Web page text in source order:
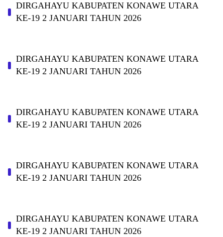
DIRGAHAYU KABUPATEN KONAWE UTARA
KE-19 2 JANUARI TAHUN 2026
DIRGAHAYU KABUPATEN KONAWE UTARA
KE-19 2 JANUARI TAHUN 2026
DIRGAHAYU KABUPATEN KONAWE UTARA
KE-19 2 JANUARI TAHUN 2026
DIRGAHAYU KABUPATEN KONAWE UTARA
KE-19 2 JANUARI TAHUN 2026
DIRGAHAYU KABUPATEN KONAWE UTARA
KE-19 2 JANUARI TAHUN 2026